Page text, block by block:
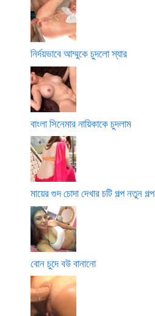
নির্দয়ভাবে আম্মুকে চুদলো স্যার
বাংলা সিনেমার নায়িকাকে চুদলাম
মায়ের গুদ চোদা দেখার চটি গল্প নতুন গল্প
বোন চুদে বউ বানানো